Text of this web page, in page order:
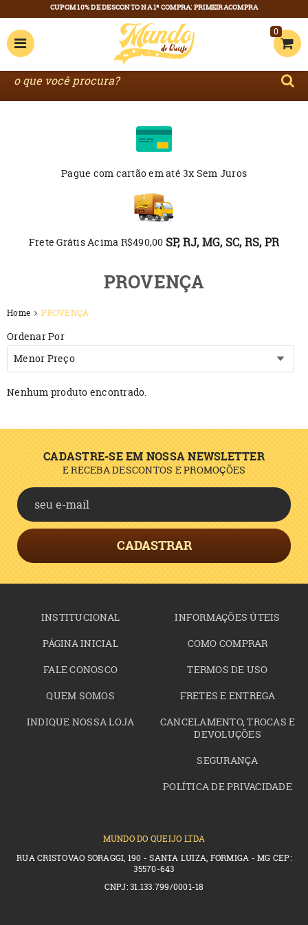
0
Pague com cartãoem até 3x Sem Juros
Frete Grátis Acima R$490,00 SP, RJ, MG, SC, RS, PR
PROVENÇA
Home PROVENÇA
Ordenar Por
Menor Preço
Nenhum produto encontrado.
CADASTRE-SE EM NOSSA NEWSLETTER
E RECEBA DESCONTOS E PROMOÇÕES
CADASTRAR
INSTITUCIONAL
PÁGINA INICIAL
FALE CONOSCO
QUEM SOMOS
INDIQUE NOSSA LOJA
INFORMAÇÕES ÚTEIS
COMO COMPRAR
TERMOS DE USO
FRETES E ENTREGA
CANCELAMENTO, TROCAS E
DEVOLUÇÕES
SEGURANÇA
POLÍTICA DE PRIVACIDADE
MUNDO DO QUEIJO LTDA
RUA CRISTOVAO SORAGGI, 190 - SANTA LUIZA, FORMIGA - MG CEP:
35570-643
CNPJ: 31.133.799/0001-18